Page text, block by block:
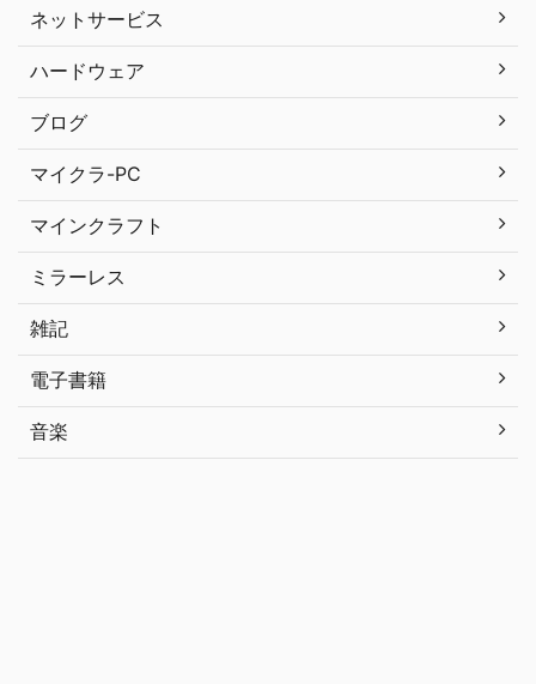
ネットサービス
ハードウェア
ブログ
マイクラ-PC
マインクラフト
ミラーレス
雑記
電子書籍
音楽